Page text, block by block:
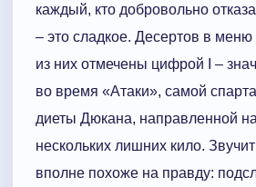
каждый, кто добровольно
– это сладкое. Десертов в меню
из них отмечены цифрой I –
во время «Атаки», самой
диеты Дюкана, направленной
нескольких лишних кило.
вполне похоже на правду: